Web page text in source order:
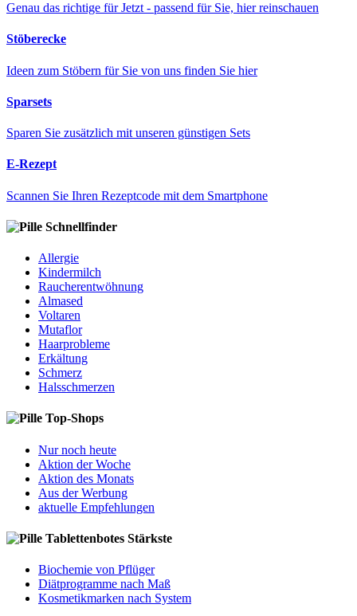
Genau das richtige für Jetzt - passend für Sie, hier reinschauen
Stöberecke
Ideen zum Stöbern für Sie von uns finden Sie hier
Sparsets
Sparen Sie zusätzlich mit unseren günstigen Sets
E-Rezept
Scannen Sie Ihren Rezeptcode mit dem Smartphone
Schnellfinder
Allergie
Kindermilch
Raucherentwöhnung
Almased
Voltaren
Mutaflor
Haarprobleme
Erkältung
Schmerz
Halsschmerzen
Top-Shops
Nur noch heute
Aktion der Woche
Aktion des Monats
Aus der Werbung
aktuelle Empfehlungen
Tablettenbotes Stärkste
Biochemie von Pflüger
Diätprogramme nach Maß
Kosmetikmarken nach System